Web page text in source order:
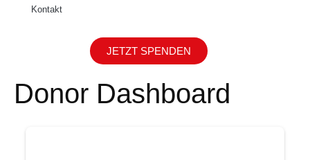
Kontakt
JETZT SPENDEN
Donor Dashboard